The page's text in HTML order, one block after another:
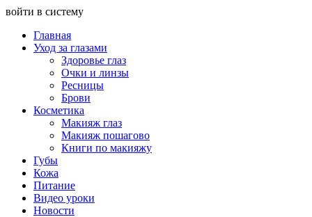
войти в систему
Главная
Уход за глазами
Здоровье глаз
Очки и линзы
Ресницы
Брови
Косметика
Макияж глаз
Макияж пошагово
Книги по макияжу
Губы
Кожа
Питание
Видео уроки
Новости